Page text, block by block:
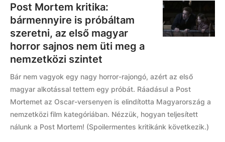
Post Mortem kritika:
bármennyire is próbáltam
szeretni, az első magyar
horror sajnos nem üti meg a
nemzetközi szintet
Bár nem vagyok egy nagy horror-rajongó, azért az első
magyar alkotással tettem egy próbát. Ráadásul a Post
Mortemet az Oscar-versenyen is elindította Magyarország a
nemzetközi film kategóriában. Nézzük, hogyan teljesített
nálunk a Post Mortem! (Spoilermentes kritikánk következik.)